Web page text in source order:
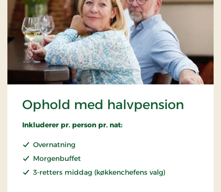
Ophold med halvpension
Inkluderer pr. person pr. nat:
Overnatning
Morgenbuffet
3-retters middag (køkkenchefens valg)